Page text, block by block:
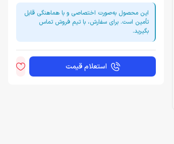
این محصول به‌صورت اختصاصی و با هماهنگی قابل
تأمین است. برای سفارش، با تیم فروش تماس
بگیرید.
استعلام قیمت